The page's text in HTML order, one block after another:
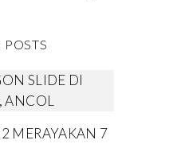
POSTS
SLIDE DI
ANCOL
MERAYAKAN 7